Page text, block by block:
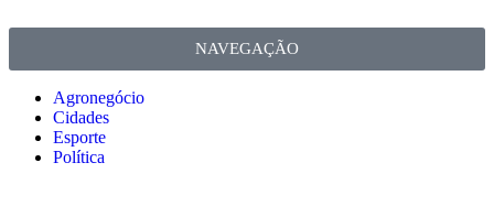
NAVEGAÇÃO
Agronegócio
Cidades
Esporte
Política